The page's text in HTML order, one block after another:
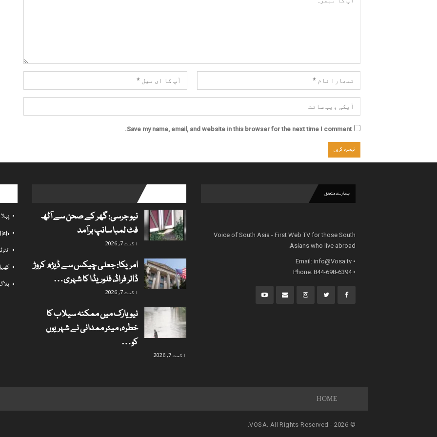
Save my name, email, and website in this browser for the next time I comment.
ہمارے متعلق
Voice of South Asia - First Web TV for those South
Asians who live abroad.
• Email:
info@Vosa.tv
• Phone: 844-698-6394
نیو جرسی: گھر کے صحن سے آٹھ
فٹ لمبا سانپ برآمد
اگست 7, 2026
امریکا: جعلی چیکس سے ڈیڑھ کروڑ
ڈالر فراڈ، فلوریڈا کا شہری…
اگست 7, 2026
نیویارک میں ممکنہ سیلاب کا
خطرہ، میئر ممدانی نے شہریوں
کو…
اگست 7, 2026
HOME
© 2026 - VOSA. All Rights Reserved.